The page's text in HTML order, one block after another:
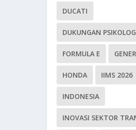
DUCATI
DUKUNGAN
FORMULA E
HONDA IIMS 2026
INDONESIA
INOVASI SEKTOR